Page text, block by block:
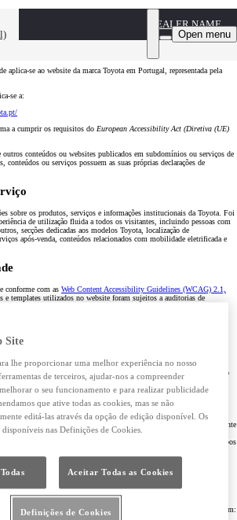
DEALER NAME
Open menu
ACESSIBILIDADE DO
aplica-se ao website da marca Toyota em Portugal, representada pela
se a:
a cumprir os requisitos do European Accessibility Act (Diretiva (UE)
outros conteúdos ou websites publicados em subdomínios ou serviços de
conteúdos ou serviços possuem as suas próprias declarações de
sobre os produtos, serviços e informações institucionais da Toyota. Foi
de utilização fluida a todos os visitantes, incluindo pessoas com
secções dedicadas aos modelos Toyota, localização de
após-venda, conteúdos relacionados com mobilidade eletrificada e
conforme com as Web Content Accessibility Guidelines (WCAG) 2.1,
e templates utilizados no website foram sujeitos a auditorias de
e testes manuais.
uma navegação simples e acessível. Dos critérios WCAG atualmente
seguintes:
a navegação principal do website pode ser utilizada através do
and Labels”: os títulos e labels encontram-se organizados de
áreas do website.
Visible”: os elementos interativos apresentam indicação visual de
teclado.
of Page”: o idioma principal das páginas encontra-se corretamente
or Instructions”: são disponibilizadas labels e instruções nos campos
para melhorar a acessibilidade do website, identificámos algumas
em processo de melhoria. As principais limitações conhecidas incluem:
Site
lhe proporcionar uma melhor experiência no nosso
de terceiros, ajudar-nos a compreender
o seu funcionamento e para realizar publicidade
que ative todas as cookies, mas se não
editá-las através da opção de edição disponível. Os
nas Definições de Cookies.
Aceitar Todas as Cookies
Definições de Cookies